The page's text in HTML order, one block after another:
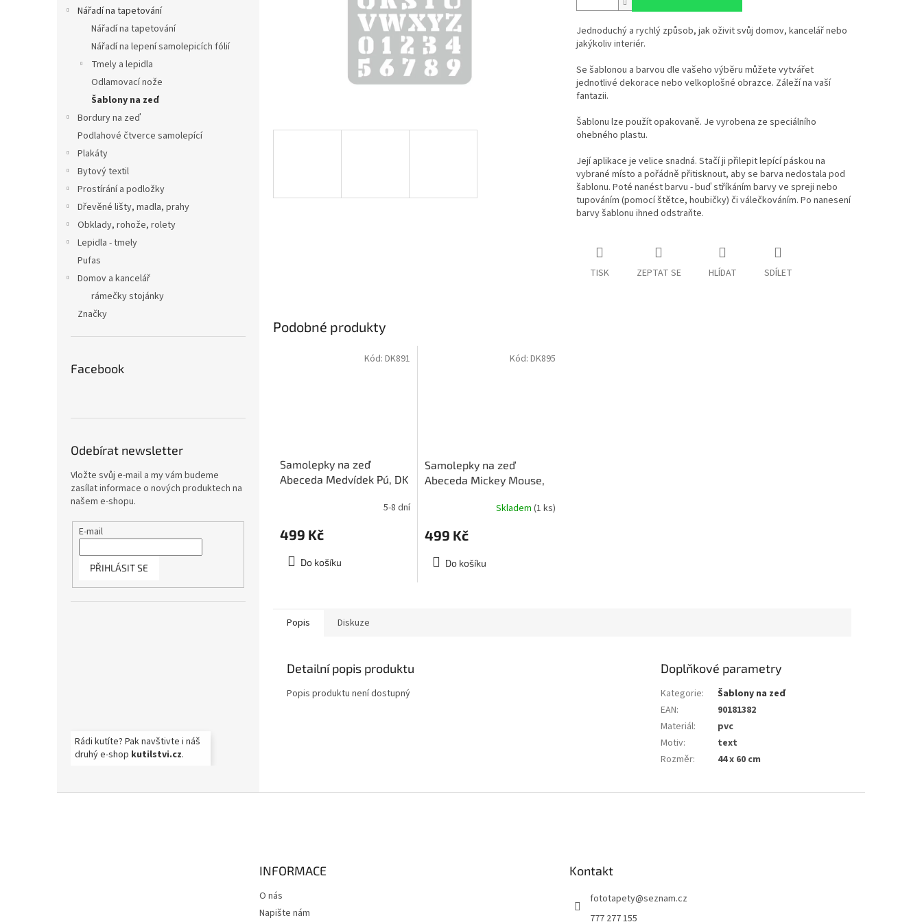
Nářadí na tapetování
Nářadí na tapetování
Nářadí na lepení samolepicích fólií
Tmely a lepidla
Odlamovací nože
Šablony na zeď
Bordury na zeď
Podlahové čtverce samolepící
Plakáty
Bytový textil
Prostírání a podložky
Dřevěné lišty, madla, prahy
Obklady, rohože, rolety
Lepidla - tmely
Pufas
Domov a kancelář
rámečky stojánky
Značky
Facebook
Odebírat newsletter
Vložte svůj e-mail a my vám budeme
zasílat informace o nových produktech na
našem e-shopu.
E-mail
PŘIHLÁSIT SE
Rádi kutíte? Pak navštivte i náš
druhý e-shop kutilstvi.cz.
Jednoduchý a rychlý způsob, jak oživit svůj domov, kancelář nebo
jakýkoliv interiér.
Se šablonou a barvou dle vašeho výběru můžete vytvářet
jednotlivé dekorace nebo velkoplošné obrazce. Záleží na vaší
fantazii.
Šablonu lze použít opakovaně. Je vyrobena ze speciálního
ohebného plastu.
Její aplikace je velice snadná. Stačí ji přilepit lepící páskou na
vybrané místo a pořádně přitisknout, aby se barva nedostala pod
šablonu. Poté nanést barvu - buď stříkáním barvy ve spreji nebo
tupováním (pomocí štětce, houbičky) či válečkováním. Po nanesení
barvy šablonu ihned odstraňte.
TISK ZEPTAT SE HLÍDAT SDÍLET
Podobné produkty
Samolepky na zeď
Abeceda Medvídek Pú, DK
5-8 dní
499 Kč
Do košíku
Kód: DK891
Samolepky na zeď
Abeceda Mickey Mouse,
65x85 cm, skladem 1 ks
Skladem (1 ks)
499 Kč
Do košíku
Kód: DK895
Popis Diskuze
Detailní popis produktu
Popis produktu není dostupný
Doplňkové parametry
Kategorie:
Šablony na zeď
EAN:
90181382
Materiál:
pvc
Motiv:
text
Rozměr: 44 x 60 cm
INFORMACE
O nás
Napište nám
Kontakt
fototapety@seznam.cz
777 277 155